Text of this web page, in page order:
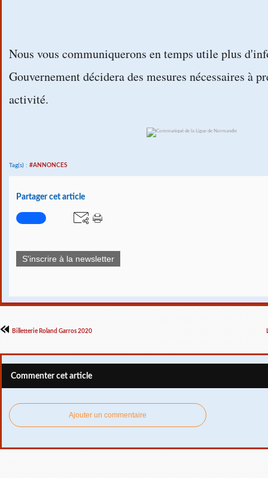
Nous vous communiquerons en temps utile plus
Gouvernement décidera des mesures nécessaires à
activité.
Tag(s) : #ANNONCES
Partager cet article
S'inscrire à la newsletter
Billetterie Roland Garros 2020
Commenter cet article
Ajouter un commentaire